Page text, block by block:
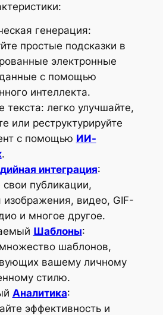
генерация:
простые подсказки в
электронные
с помощью
интеллекта.
текста: легко улучшайте,
или реструктурируйте
с помощью ИИ-
.
интеграция:
свои публикации,
изображения, видео, GIF-
и многое другое.
Шаблоны:
шаблонов,
вашему личному
стилю.
Аналитика:
эффективность и